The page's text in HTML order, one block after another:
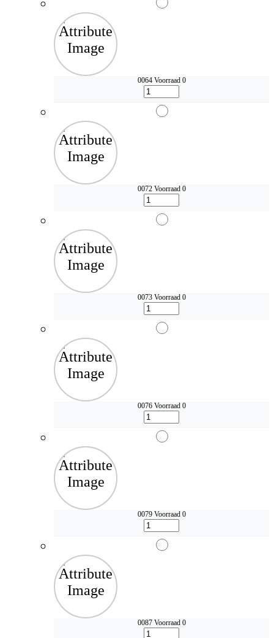
0064 Voorraad 0
0072 Voorraad 0
0073 Voorraad 0
0076 Voorraad 0
0079 Voorraad 0
0087 Voorraad 0